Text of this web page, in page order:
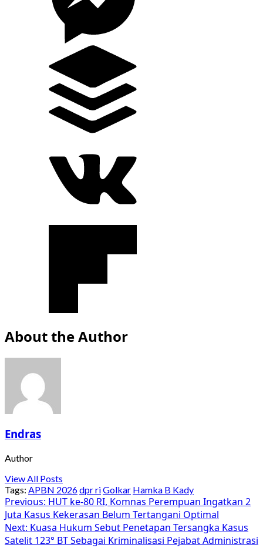
About the Author
Endras
Author
View All Posts
Tags: APBN 2026dpr riGolkar Hamka B Kady
Post
navigation
Previous: HUT ke-80 RI, Komnas Perempuan Ingatkan 2
Juta Kasus Kekerasan Belum Tertangani Optimal
Next: Kuasa Hukum Sebut Penetapan Tersangka Kasus
Satelit 123° BT Sebagai Kriminalisasi Pejabat Administrasi